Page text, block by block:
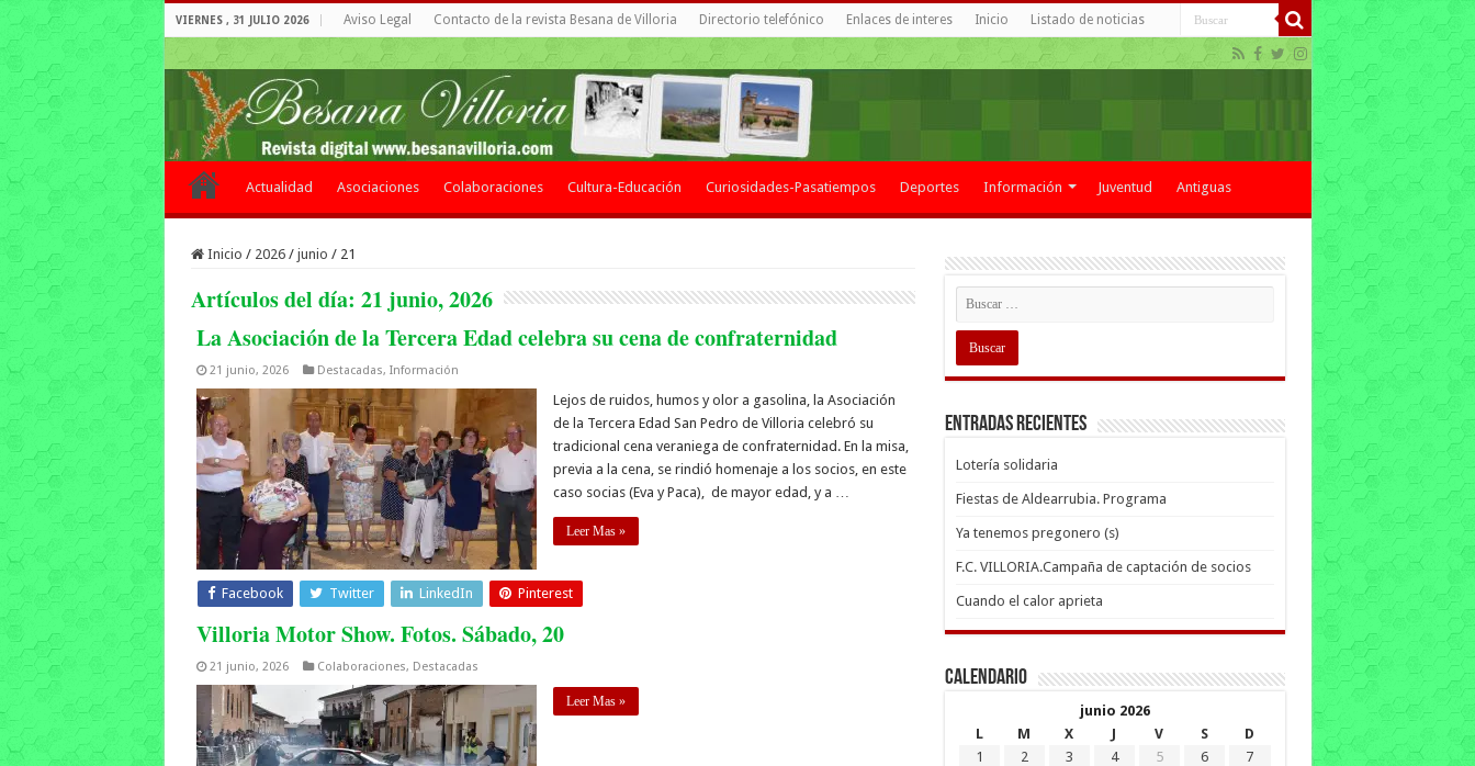
VIERNES , 31 JULIO 2026 Aviso Legal Contacto de la revista Besana de Villoria Directorio telefónico Enlaces de interes Inicio Listado de noticias
Actualidad Asociaciones Colaboraciones Cultura-Educación Curiosidades-Pasatiempos Deportes Información Juventud Antiguas
Inicio / 2026 / junio / 21
Artículos del día: 21 junio, 2026
La Asociación de la Tercera Edad celebra su cena de confraternidad
21 junio, 2026 Destacadas, Información
Lejos de ruidos, humos y olor a gasolina, la Asociación
de la Tercera Edad San Pedro de Villoria celebró su
tradicional cena veraniega de confraternidad. En la misa,
previa a la cena, se rindió homenaje a los socios, en este
caso socias (Eva y Paca), de mayor edad, y a …
Leer Mas »
Facebook Twitter LinkedIn Pinterest
Villoria Motor Show. Fotos. Sábado, 20
21 junio, 2026 Colaboraciones, Destacadas
Leer Mas »
Entradas recientes
Lotería solidaria
Fiestas de Aldearrubia. Programa
Ya tenemos pregonero (s)
F.C. VILLORIA.Campaña de captación de socios
Cuando el calor aprieta
Calendario
junio 2026
L
M X J V S
D
1
2 3 4 5 6
7